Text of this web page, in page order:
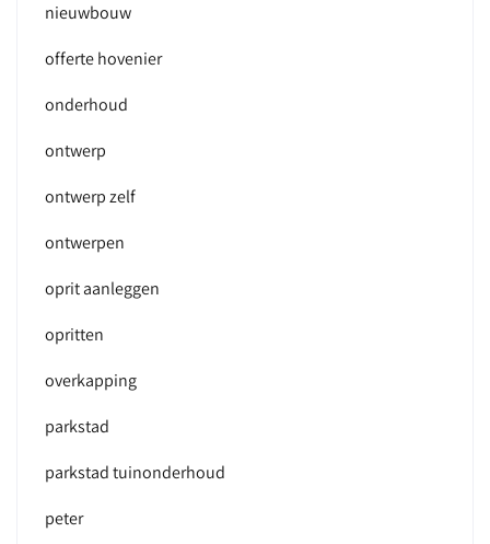
nieuwbouw
offerte hovenier
onderhoud
ontwerp
ontwerp zelf
ontwerpen
oprit aanleggen
opritten
overkapping
parkstad
parkstad tuinonderhoud
peter